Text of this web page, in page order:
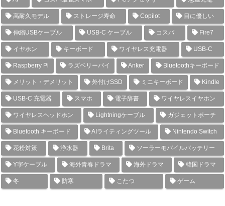
高耐久モデル ストレージ寿命 Copilot 目に優しい
伸縮USBケーブル USB-C ケーブル コスパ Fire7
イヤホン キーボード ワイヤレス充電器 USB-C
Raspberry Pi ラズベリーパイ Anker Bluetoothキーボード
メリット・デメリット 外付けSSD ミニキーボード Kindle
USB-C 充電器 スマホ 電子辞書 ワイヤレスイヤホン
ワイヤレスヘッドホン Lightningケーブル ガジェットポーチ
Bluetooth キーボード AIライティングツール Nintendo Switch
花粉対策 浄水器 Brita ソーラーモバイルバッテリー
Y字ケーブル 海外青春ドラマ 海外ドラマ 韓国ドラマ
冬 防寒 こたつ ゲーム